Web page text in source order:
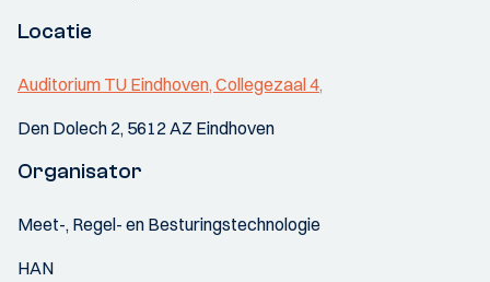
Locatie
Auditorium TU Eindhoven, Collegezaal 4,
Den Dolech 2, 5612 AZ Eindhoven
Organisator
Meet-, Regel- en Besturingstechnologie
HAN